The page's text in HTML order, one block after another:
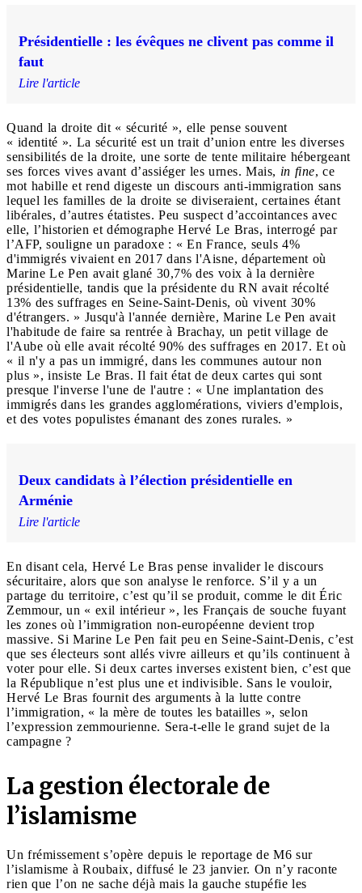
Présidentielle : les évêques ne clivent pas comme il
faut
Lire l'article
Quand la droite dit « sécurité », elle pense souvent
« identité ». La sécurité est un trait d’union entre les diverses
sensibilités de la droite, une sorte de tente militaire hébergeant
ses forces vives avant d’assiéger les urnes. Mais, in fine, ce
mot habille et rend digeste un discours anti-immigration sans
lequel les familles de la droite se diviseraient, certaines étant
libérales, d’autres étatistes. Peu suspect d’accointances avec
elle, l’historien et démographe Hervé Le Bras, interrogé par
l’AFP, souligne un paradoxe : « En France, seuls 4%
d'immigrés vivaient en 2017 dans l'Aisne, département où
Marine Le Pen avait glané 30,7% des voix à la dernière
présidentielle, tandis que la présidente du RN avait récolté
13% des suffrages en Seine-Saint-Denis, où vivent 30%
d'étrangers. » Jusqu'à l'année dernière, Marine Le Pen avait
l'habitude de faire sa rentrée à Brachay, un petit village de
l'Aube où elle avait récolté 90% des suffrages en 2017. Et où
« il n'y a pas un immigré, dans les communes autour non
plus », insiste Le Bras. Il fait état de deux cartes qui sont
presque l'inverse l'une de l'autre : « Une implantation des
immigrés dans les grandes agglomérations, viviers d'emplois,
et des votes populistes émanant des zones rurales. »
Deux candidats à l’élection présidentielle en
Arménie
Lire l'article
En disant cela, Hervé Le Bras pense invalider le discours
sécuritaire, alors que son analyse le renforce. S’il y a un
partage du territoire, c’est qu’il se produit, comme le dit Éric
Zemmour, un « exil intérieur », les Français de souche fuyant
les zones où l’immigration non-européenne devient trop
massive. Si Marine Le Pen fait peu en Seine-Saint-Denis, c’est
que ses électeurs sont allés vivre ailleurs et qu’ils continuent à
voter pour elle. Si deux cartes inverses existent bien, c’est que
la République n’est plus une et indivisible. Sans le vouloir,
Hervé Le Bras fournit des arguments à la lutte contre
l’immigration, « la mère de toutes les batailles », selon
l’expression zemmourienne. Sera-t-elle le grand sujet de la
campagne ?
La gestion électorale de
l’islamisme
Un frémissement s’opère depuis le reportage de M6 sur
l’islamisme à Roubaix, diffusé le 23 janvier. On n’y raconte
rien que l’on ne sache déjà mais la gauche stupéfie les